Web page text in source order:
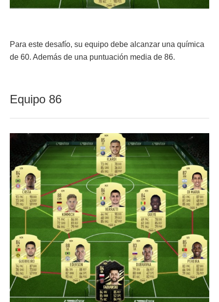
Para este desafío, su equipo debe alcanzar una química
de 60. Además de una puntuación media de 86.
Equipo 86